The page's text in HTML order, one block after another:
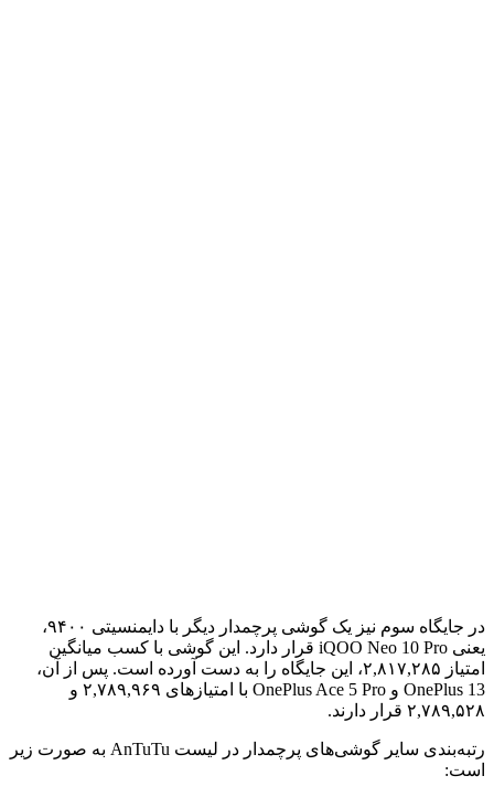
در جایگاه سوم نیز یک گوشی پرچمدار دیگر با دایمنسیتی ۹۴۰۰،
یعنی iQOO Neo 10 Pro قرار دارد. این گوشی با کسب میانگین
امتیاز ۲,۸۱۷,۲۸۵، این جایگاه را به دست آورده است. پس از آن،
OnePlus 13 و OnePlus Ace 5 Pro با امتیازهای ۲,۷۸۹,۹۶۹ و
۲,۷۸۹,۵۲۸ قرار دارند.
رتبه‌بندی سایر گوشی‌های پرچمدار در لیست AnTuTu به صورت زیر
است: